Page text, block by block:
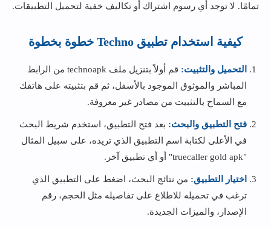
تمامًا. لا توجد أي رسوم اشتراك أو تكاليف خفية لتحميل التطبيقات.
كيفية استخدام تطبيق Techno خطوة بخطوة
التحميل والتثبيت:
قم أولاً بتنزيل ملف technoapk من الرابط
المباشر والموثوق الموجود بالأسفل، ثم قم بتثبيته على هاتفك
مع السماح بالتثبيت من مصادر غير معروفة.
فتح التطبيق والبحث: بعد فتح التطبيق، استخدم شريط البحث
في الأعلى لكتابة اسم التطبيق الذي تريده، على سبيل المثال
"truecaller gold apk" أو أي تطبيق آخر.
اختيار التطبيق: من نتائج البحث، اضغط على التطبيق الذي
ترغب في تحميله للاطلاع على تفاصيله مثل الحجم، رقم
الإصدار، والميزات الجديدة.